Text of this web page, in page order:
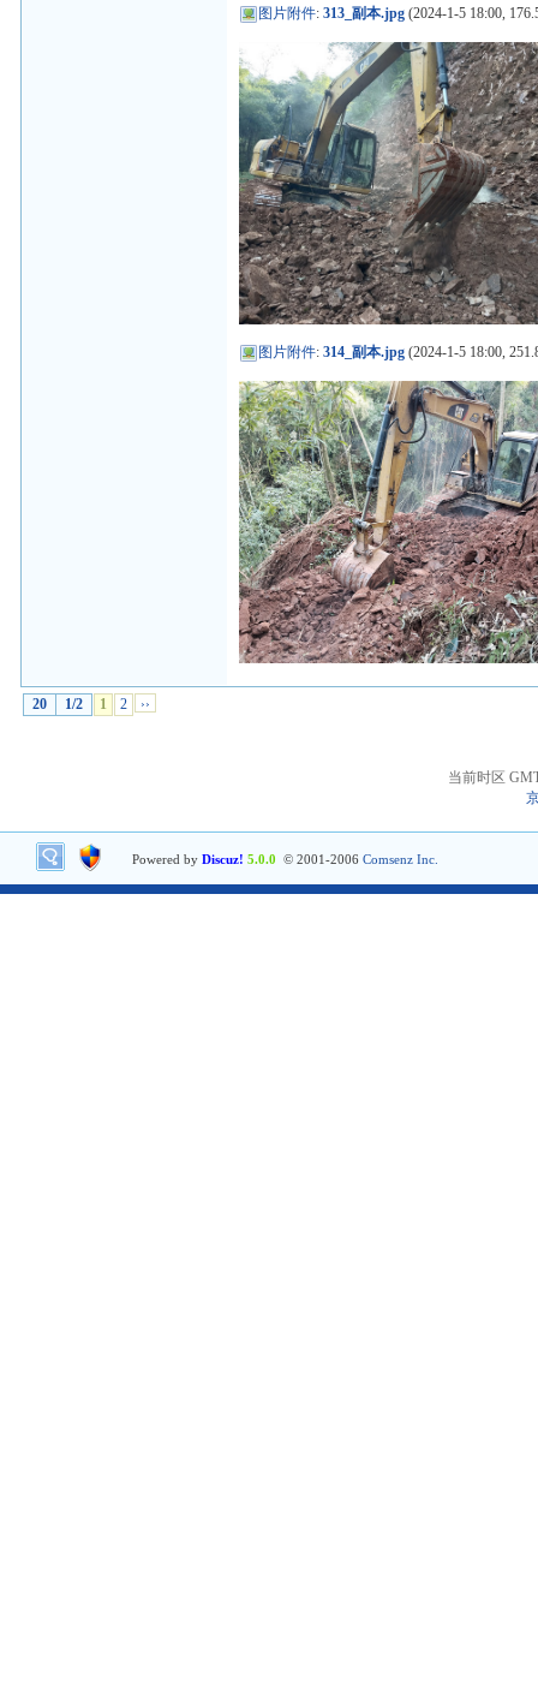
图片附件:313_副本.jpg (2024-1-5 18:00,
图片附件:314_副本.jpg (2024-1-5 18:00,
20 1/2 1 2 ››
当前时区
Powered by Discuz! 5.0.0 © 2001-2006 Comsenz Inc.